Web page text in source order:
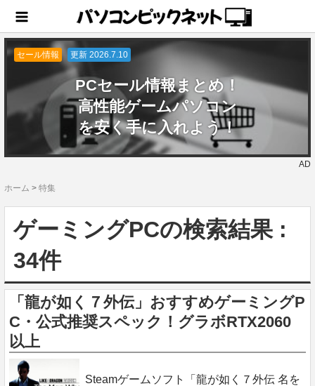
セール情報 更新 2026.7.10
PCセール情報まとめ！
高性能ゲームパソコン
を安く手に入れよう！
AD
ホーム > 特集
ゲーミングPCの検索結果 :
34件
「龍が如く７外伝」おすすめゲーミングP
C・公式推奨スペック！グラボRTX2060
以上
Steamゲームソフト「龍が如く７外伝 名を